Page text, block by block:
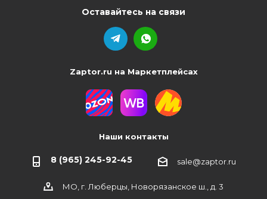
Оставайтесь на связи
Zaptor.ru на Маркетплейсах
Наши контакты
8 (965) 245-92-45 sale@zaptor.ru
МО, г. Люберцы, Новорязанское ш., д. 3